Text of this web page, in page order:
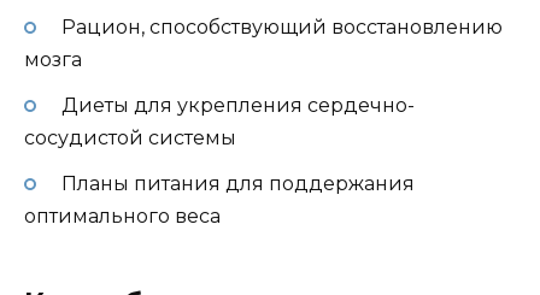
Рацион, способствующий восстановлению
мозга
Диеты для укрепления сердечно-
сосудистой системы
Планы питания для поддержания
оптимального веса